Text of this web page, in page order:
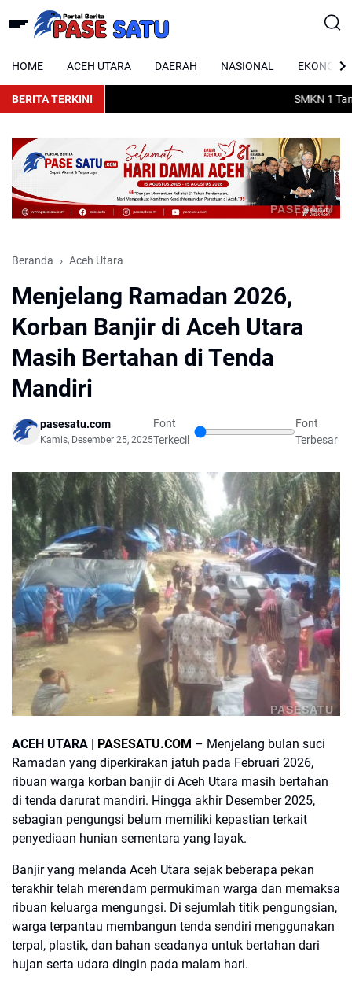
HOME ACEH UTARA DAERAH NASIONAL EKONOMI
BERITA TERKINI SMKN 1
PASESATU
Beranda Aceh Utara
Menjelang Ramadan 2026,
Korban Banjir di Aceh Utara
Masih Bertahan di Tenda
Mandiri
pasesatu.com
Kamis, Desember 25, 2025
Font
Terkecil
Font
Terbesar
PASESATU
ACEH UTARA | PASESATU.COM – Menjelang bulan suci
Ramadan yang diperkirakan jatuh pada Februari 2026,
ribuan warga korban banjir di Aceh Utara masih bertahan
di tenda darurat mandiri. Hingga akhir Desember 2025,
sebagian pengungsi belum memiliki kepastian terkait
penyediaan hunian sementara yang layak.
Banjir yang melanda Aceh Utara sejak beberapa pekan
terakhir telah merendam permukiman warga dan memaksa
ribuan keluarga mengungsi. Di sejumlah titik pengungsian,
warga terpantau membangun tenda sendiri menggunakan
terpal, plastik, dan bahan seadanya untuk bertahan dari
hujan serta udara dingin pada malam hari.